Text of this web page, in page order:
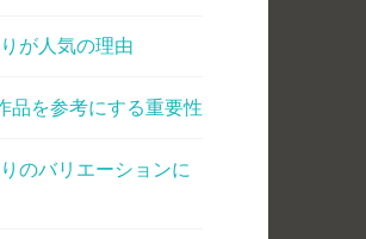
が人気の理由
品を参考にする重要性
のバリエーションに